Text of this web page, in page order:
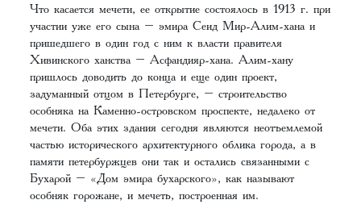
Что касается мечети, ее открытие состоялось в 1913 г. при
участии уже его сына – эмира Сеид Мир-Алим-хана и
пришедшего в один год с ним к власти правителя
Хивинского ханства – Асфандияр-хана. Алим-хану
пришлось доводить до конца и еще один проект,
задуманный отцом в Петербурге, – строительство
особняка на Каменно-островском проспекте, недалеко от
мечети. Оба этих здания сегодня являются неотъемлемой
частью исторического архитектурного облика города, а в
памяти петербуржцев они так и остались связанными с
Бухарой – «Дом эмира бухарского», как называют
особняк горожане, и мечеть, построенная им.